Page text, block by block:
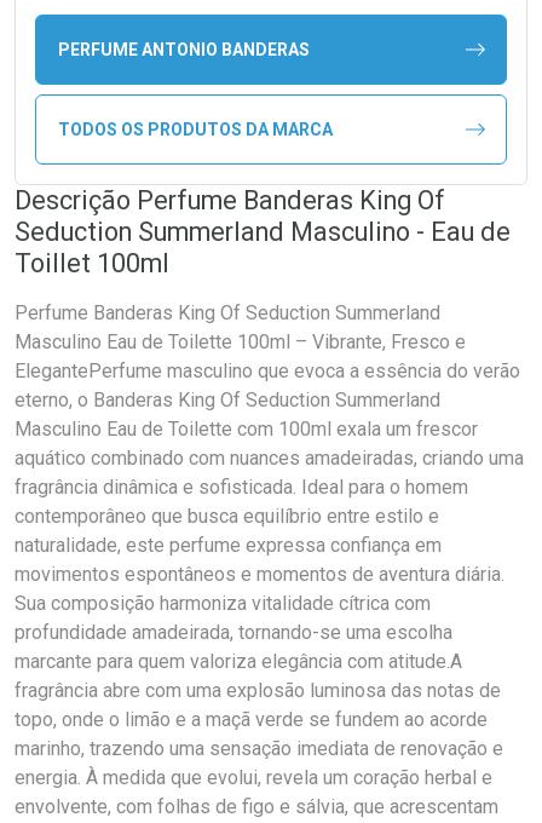
PERFUME ANTONIO BANDERAS
TODOS OS PRODUTOS DA MARCA
Descrição Perfume Banderas King Of
Seduction Summerland Masculino - Eau de
Toillet 100ml
Perfume Banderas King Of Seduction Summerland
Masculino Eau de Toilette 100ml – Vibrante, Fresco e
ElegantePerfume masculino que evoca a essência do verão
eterno, o Banderas King Of Seduction Summerland
Masculino Eau de Toilette com 100ml exala um frescor
aquático combinado com nuances amadeiradas, criando uma
fragrância dinâmica e sofisticada. Ideal para o homem
contemporâneo que busca equilíbrio entre estilo e
naturalidade, este perfume expressa confiança em
movimentos espontâneos e momentos de aventura diária.
Sua composição harmoniza vitalidade cítrica com
profundidade amadeirada, tornando-se uma escolha
marcante para quem valoriza elegância com atitude.A
fragrância abre com uma explosão luminosa das notas de
topo, onde o limão e a maçã verde se fundem ao acorde
marinho, trazendo uma sensação imediata de renovação e
energia. À medida que evolui, revela um coração herbal e
envolvente, com folhas de figo e sálvia, que acrescentam